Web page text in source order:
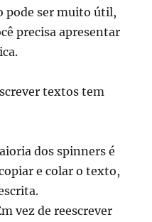
pode ser muito útil,
precisa apresentar
textos tem
dos spinners é
e colar o texto,
vez de reescrever